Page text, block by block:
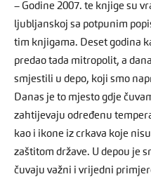
– Godine 2007. te knjige su
ljubljanskoj sa potpunim
tim knjigama. Deset godina
predao tada mitropolit, a
smjestili u depo, koji smo
Danas je to mjesto gdje
zahtijevaju određenu
kao i ikone iz crkava koje
zaštitom države. U depou je
čuvaju važni i vrijedni